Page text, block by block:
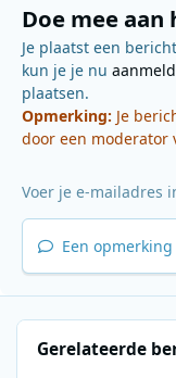
Doe mee
Je plaatst een
kun je je nu
plaatsen.
Opmerking: Je
door een moderator
Een
Gerelateerde